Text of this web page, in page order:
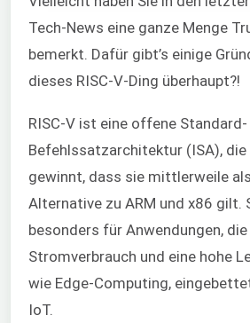
Tech-News eine ganze Menge
bemerkt. Dafür gibt’s einige
dieses RISC-V-Ding überhaupt?!
RISC-V ist eine offene Standard-
Befehlssatzarchitektur (ISA),
gewinnt, dass sie mittlerweile
Alternative zu ARM und x86 gilt.
besonders für Anwendungen,
Stromverbrauch und eine hohe
wie Edge-Computing,
IoT.